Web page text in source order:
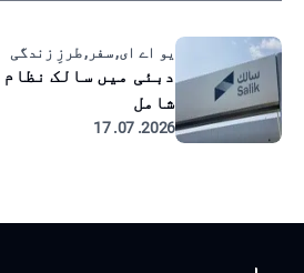
یو اے ای, سفر, طرزِ زندگی
شامل
2026. 07. 17